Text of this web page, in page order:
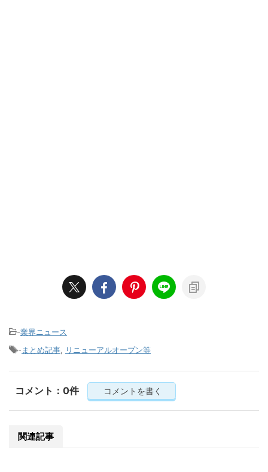
-業界ニュース
- まとめ記事 リニューアルオープン等
コメント：0件 コメントを書く
関連記事